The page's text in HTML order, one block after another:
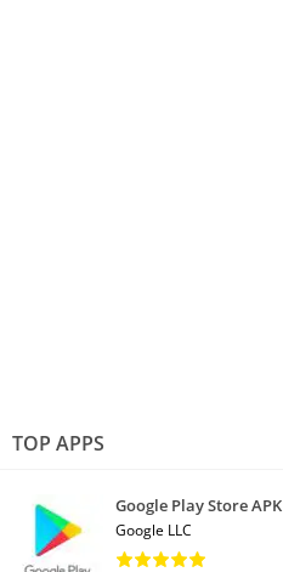
TOP APPS
Google Play Store APK
Google LLC